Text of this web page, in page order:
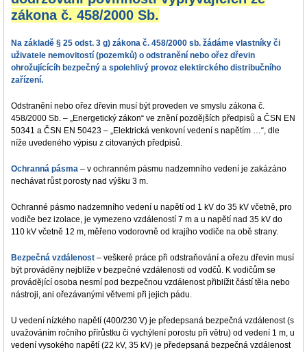
zákona č. 458/2000 Sb.
Na základě § 25 odst. 3 g) zákona č. 458/2000 sb. žádáme vlastníky či
uživatele nemovitostí (pozemků) o odstranění nebo ořez dřevin
ohrožujícícíh bezpečný a spolehlivý provoz elektirckého distribučního
zařízení.
Odstranění nebo ořez dřevin musí být proveden ve smyslu zákona č.
458/2000 Sb. – „Energetický zákon“ ve znění pozdějších předpisů a ČSN EN
50341 a ČSN EN 50423 – „Elektrická venkovní vedení s napětím …“, dle
níže uvedeného výpisu z citovaných předpisů.
Ochranná pásma – v ochranném pásmu nadzemního vedení je zakázáno
nechávat růst porosty nad výšku 3 m.
Ochranné pásmo nadzemního vedení u napětí od 1 kV do 35 kV včetně, pro
vodiče bez izolace, je vymezeno vzdáleností 7 m a u napětí nad 35 kV do
110 kV včetně 12 m, měřeno vodorovně od krajího vodiče na obě strany.
Bezpečná vzdálenost – veškeré práce při odstraňování a ořezu dřevin musí
být prováděny nejblíže v bezpečné vzdálenosti od vodčů. K vodičům se
provádějící osoba nesmí pod bezpečnou vzdálenost přiblížit částí těla nebo
nástroji, ani ořezávanými větvemi při jejich pádu.
U vedení nízkého napětí (400/230 V) je předepsaná bezpečná vzdálenost (s
uvažováním ročního přírůstku či vychýlení porostu při větru) od vedení 1 m, u
vedení vysokého napětí (22 kV, 35 kV) je předepsaná bezpečná vzdálenost